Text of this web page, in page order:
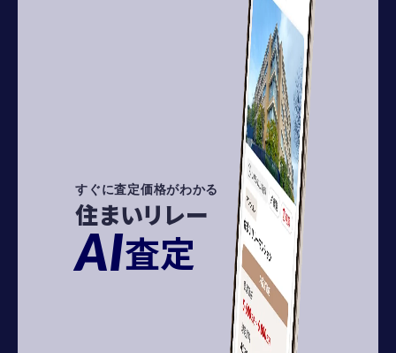
すぐに査定価格がわかる
住まいリレー
AI査定